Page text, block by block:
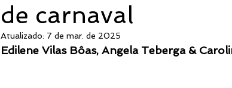
de carnaval
Atualizado: 7 de mar. de 2025
Edilene Vilas Bôas, Angela Teberga &